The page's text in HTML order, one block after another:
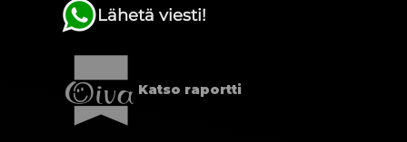
Lähetä viesti!
Katso raportti